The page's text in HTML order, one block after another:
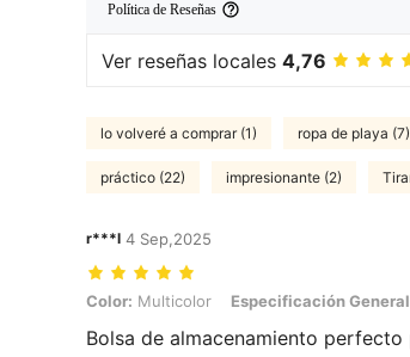
Política de Reseñas
Ver reseñas locales 4,76
lo volveré a comprar (1) ropa de playa (7)
práctico (22) impresionante (2)
r***l 4 Sep,2025
Color: Multicolor, Especificación General: negro
Color: Multicolor Especificación
Bolsa de almacenamiento